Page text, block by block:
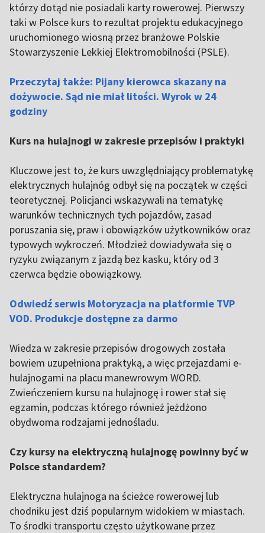
którzy dotąd nie posiadali karty rowerowej. Pierwszy
taki w Polsce kurs to rezultat projektu edukacyjnego
uruchomionego wiosną przez branżowe Polskie
Stowarzyszenie Lekkiej Elektromobilności (PSLE).
Przeczytaj także: Pijany kierowca skazany na
dożywocie. Sąd nie miał litości. Wyrok w 24
godziny
Kurs na hulajnogi w zakresie przepisów i praktyki
Kluczowe jest to, że kurs uwzględniający problematykę
elektrycznych hulajnóg odbył się na początek w części
teoretycznej. Policjanci wskazywali na tematykę
warunków technicznych tych pojazdów, zasad
poruszania się, praw i obowiązków użytkowników oraz
typowych wykroczeń. Młodzież dowiadywała się o
ryzyku związanym z jazdą bez kasku, który od 3
czerwca będzie obowiązkowy.
Odwiedź serwis Motoryzacja na platformie TVP
VOD. Produkcje dostępne za darmo
Wiedza w zakresie przepisów drogowych została
bowiem uzupełniona praktyką, a więc przejazdami e-
hulajnogami na placu manewrowym WORD.
Zwieńczeniem kursu na hulajnogę i rower stał się
egzamin, podczas którego również jeżdżono
obydwoma rodzajami jednośladu.
Czy kursy na elektryczną hulajnogę powinny być w
Polsce standardem?
Elektryczna hulajnoga na ścieżce rowerowej lub
chodniku jest dziś popularnym widokiem w miastach.
To środki transportu często użytkowane przez